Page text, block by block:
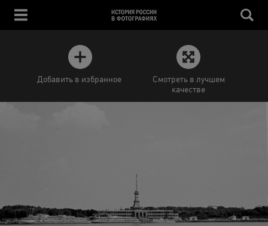
Добавить в избранное
Смотреть в лучшем
качестве